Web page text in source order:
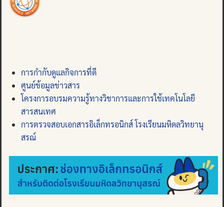
การกำกับดูแลกิจการที่ดี
ศูนย์ข้อมูลข่าวสาร
โครงการอบรมความรู้ทางวิชาการและการใช้เทคโนโลยี
สารสนเทศ
การตรวจสอบเอกสารอิเล็กทรอนิกส์ โรงเรียนมหิดลวิทยานุ
สรณ์